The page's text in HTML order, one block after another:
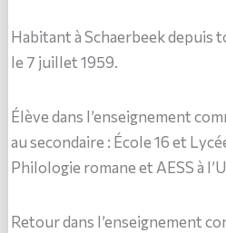
Habitant à Schaerbeek depuis
le 7 juillet 1959.
Élève dans l’enseignement
au secondaire : École 16 et
Philologie romane et AESS à
Retour dans l’enseignement